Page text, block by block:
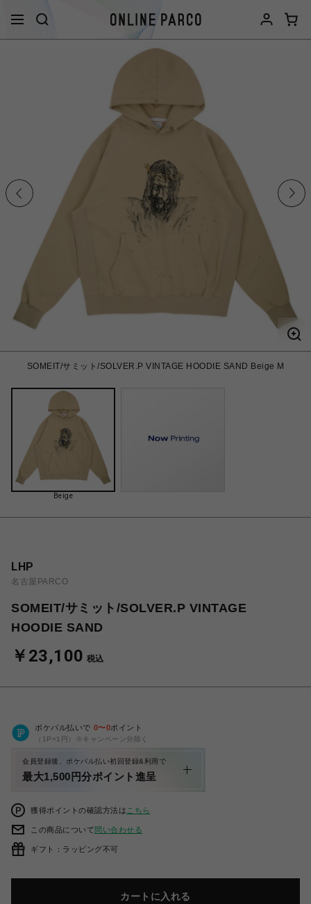
SOMEIT/サミット/SOLVER.P VINTAGE HOODIE SAND Beige M
Beige
LHP
名古屋PARCO
SOMEIT/サミット/SOLVER.P VINTAGE
HOODIE SAND
￥23,100 税込
ポケパル払いで 0〜0ポイント
（1P=1円）※キャンペーン分除く
会員登録後、ポケパル払い初回登録&利用で
最大1,500円分ポイント進呈
獲得ポイントの確認方法は こちら
この商品について問い合わせる
ギフト：ラッピング不可
カートに入れる